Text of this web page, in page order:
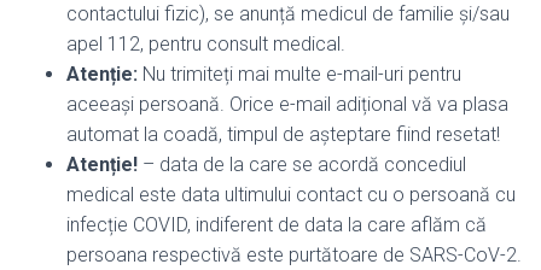
contactului fizic), se anunță medicul de familie și/sau
apel 112, pentru consult medical.
Atenție: Nu trimiteți mai multe e-mail-uri pentru
aceeași persoană. Orice e-mail adițional vă va plasa
automat la coadă, timpul de așteptare fiind resetat!
Atenție! – data de la care se acordă concediul
medical este data ultimului contact cu o persoană cu
infecție COVID, indiferent de data la care aflăm că
persoana respectivă este purtătoare de SARS-CoV-2.